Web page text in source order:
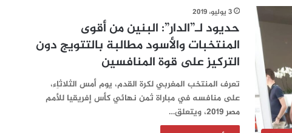
3 يوليو، 2019
حديود لـ”الدار”: البنين من أقوى
المنتخبات والأسود مطالبة بالتتويج دون
التركيز على قوة المنافسين‎
تعرف المنتخب المغربي لكرة القدم، يوم أمس الثلاثاِء،
على منافسه في مباراة ثمن نهائي كأس إفريقيا للأمم
مصر 2019، ويتعلق…